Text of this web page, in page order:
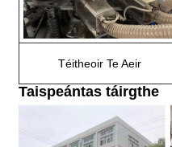
Téitheoir Te Aeir
Taispeántas táirgthe